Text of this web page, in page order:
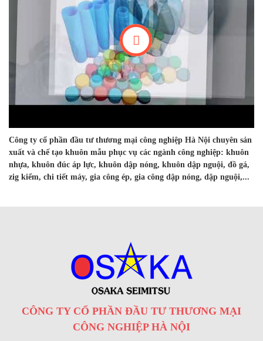
Công ty cổ phần đầu tư thương mại công nghiệp Hà Nội chuyên sản
xuất và chế tạo khuôn mẫu phục vụ các ngành công nghiệp: khuôn
nhựa, khuôn đúc áp lực, khuôn dập nóng, khuôn dập nguội, đồ gá,
zig kiểm, chi tiết máy, gia công ép, gia công dập nóng, dập nguội,...
CÔNG TY CỔ PHẦN ĐẦU TƯ THƯƠNG MẠI
CÔNG NGHIỆP HÀ NỘI